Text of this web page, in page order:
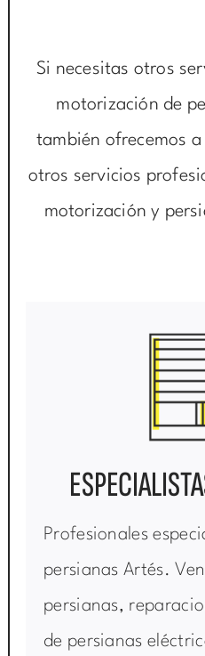
Si necesitas otros
motorización de
también ofrecemos
otros servicios
motorización y
Profesionales
persianas Artés.
persianas,
de persianas